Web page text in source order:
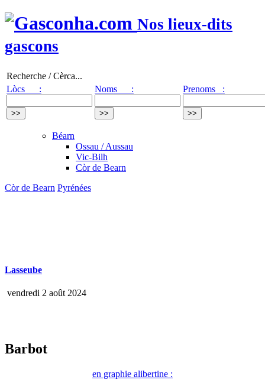
Nos lieux-dits
gascons
Recherche / Cèrca...
Lòcs :
Noms : Prenoms :
Béarn
Ossau / Aussau
Vic-Bilh
Còr de Bearn
Còr de Bearn Pyrénées
Lasseube
vendredi 2 août 2024
Barbot
en graphie alibertine :